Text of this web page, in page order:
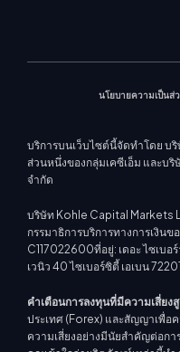
นโยบายความเป็นส่
บริการบนเว็บไซต์นี้จัดทำโดย บ
ส่วนหนึ่งของกลุ่มเคซีเอ็ม และบ
จำกัด
บริษัท Kohle Capital Markets
กรรมาธิการบริการทางการเงิน
C117022600ที่อยู่: เดอะ ไซเบ
เวนิว 40 ไซเบอร์ซิตี้ เอเบน
คำเตือนการลงทุนที่มีความเสี่ยงสู
ประเทศ (Forex) และสัญญาเพื่อค
ความเสี่ยงอย่างมีนัยสำคัญต่อก